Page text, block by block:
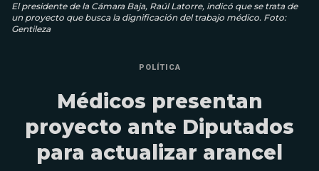
El presidente de la Cámara Baja, Raúl Latorre, indicó que se trata de
un proyecto que busca la dignificación del trabajo médico. Foto:
Gentileza
POLÍTICA
Médicos presentan
proyecto ante Diputados
para actualizar arancel